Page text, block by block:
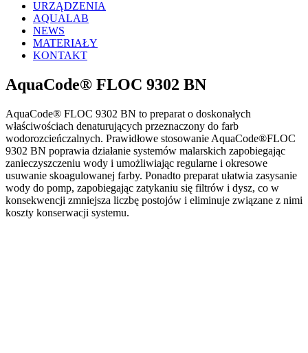
URZĄDZENIA
AQUALAB
NEWS
MATERIAŁY
KONTAKT
AquaCode® FLOC 9302 BN
AquaCode® FLOC 9302 BN to preparat o doskonałych
właściwościach denaturujących przeznaczony do farb
wodorozcieńczalnych. Prawidłowe stosowanie AquaCode®FLOC
9302 BN poprawia działanie systemów malarskich zapobiegając
zanieczyszczeniu wody i umożliwiając regularne i okresowe
usuwanie skoagulowanej farby. Ponadto preparat ułatwia zasysanie
wody do pomp, zapobiegając zatykaniu się filtrów i dysz, co w
konsekwencji zmniejsza liczbę postojów i eliminuje związane z nimi
koszty konserwacji systemu.